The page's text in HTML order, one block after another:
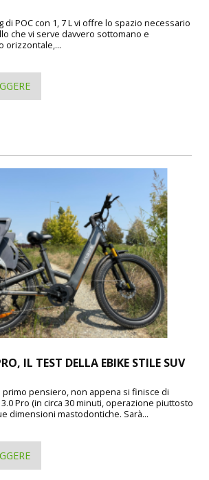
di POC con 1, 7 L vi offre lo spazio necessario
che vi serve davvero sottomano e
orizzontale,...
IL TEST DELLA EBIKE STILE SUV
pensiero, non appena si finisce di
3.0 Pro (in circa 30 minuti, operazione piuttosto
dimensioni mastodontiche. Sarà...